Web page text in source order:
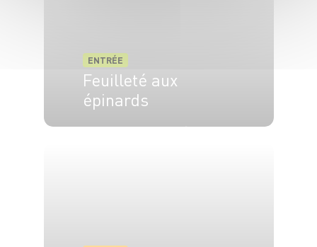
ENTRÉE
Feuilleté aux
épinards